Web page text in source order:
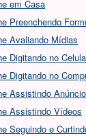
em Casa
Preenchendo
Avaliando Mídias
Digitando no
Digitando no
Assistindo
Assistindo Vídeos
Seguindo e